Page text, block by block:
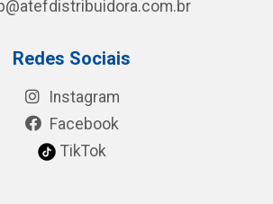
Redes Sociais
Instagram
Facebook
TikTok